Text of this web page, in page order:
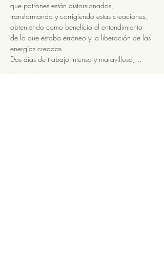
que patrones están distorsionados,
transformando y corrigiendo estas creaciones,
obteniendo como beneficio el entendimiento
de lo que estaba erróneo y la liberación de las
energías creadas.
Dos días de trabajo intenso y maravilloso,…
Show More